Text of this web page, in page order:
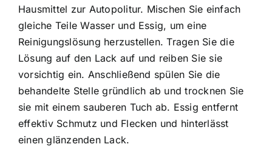
Hausmittel zur Autopolitur. Mischen Sie einfach
gleiche Teile Wasser und Essig, um eine
Reinigungslösung herzustellen. Tragen Sie die
Lösung auf den Lack auf und reiben Sie sie
vorsichtig ein. Anschließend spülen Sie die
behandelte Stelle gründlich ab und trocknen Sie
sie mit einem sauberen Tuch ab. Essig entfernt
effektiv Schmutz und Flecken und hinterlässt
einen glänzenden Lack.